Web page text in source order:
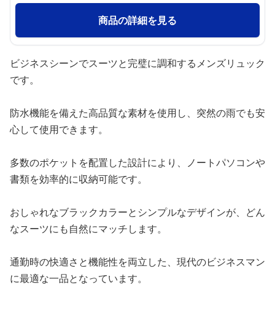
商品の詳細を見る
ビジネスシーンでスーツと完璧に調和するメンズリュック
です。
防水機能を備えた高品質な素材を使用し、突然の雨でも安
心して使用できます。
多数のポケットを配置した設計により、ノートパソコンや
書類を効率的に収納可能です。
おしゃれなブラックカラーとシンプルなデザインが、どん
なスーツにも自然にマッチします。
通勤時の快適さと機能性を両立した、現代のビジネスマン
に最適な一品となっています。